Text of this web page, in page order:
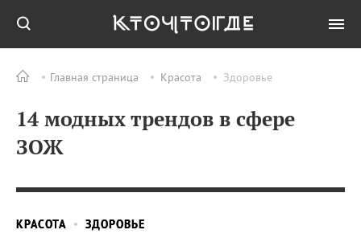
Главная страница Красота Здоровье
14 модных трендов в сфере
ЗОЖ
КРАСОТА
ЗДОРОВЬЕ